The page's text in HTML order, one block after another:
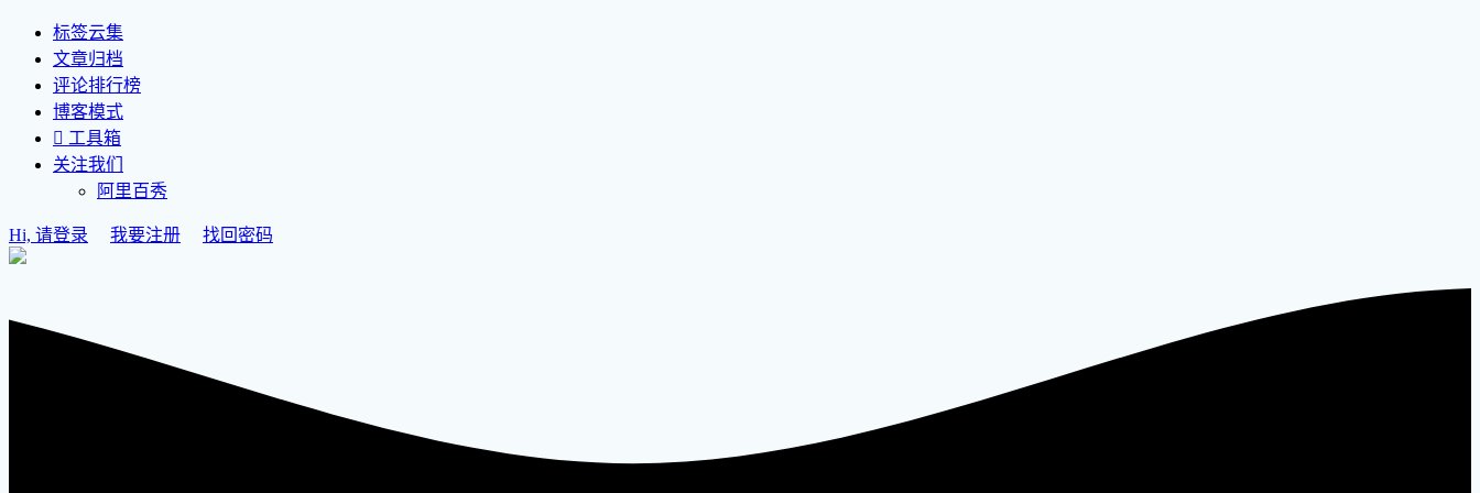
标签云集
文章归档
评论排行榜
博客模式
 工具箱
关注我们
阿里百秀
Hi, 请登录 我要注册 找回密码